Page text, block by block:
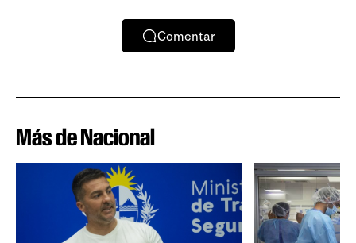
Comentar
Más de Nacional